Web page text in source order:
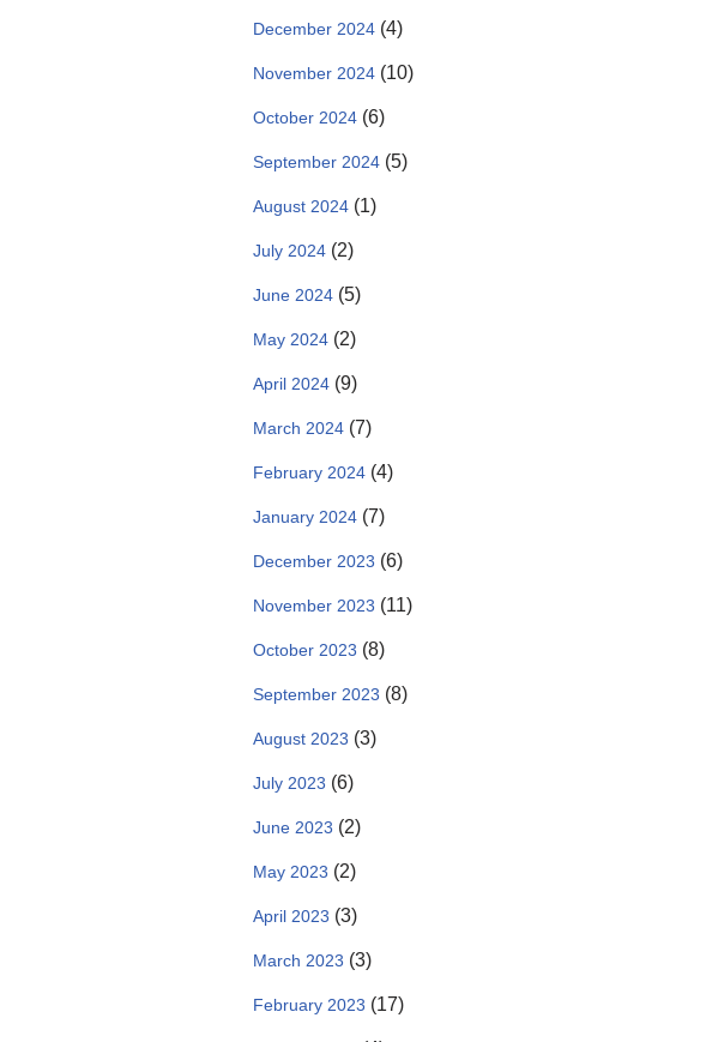
December 2024 (4)
November 2024 (10)
October 2024 (6)
September 2024 (5)
August 2024 (1)
July 2024 (2)
June 2024 (5)
May 2024 (2)
April 2024 (9)
March 2024 (7)
February 2024 (4)
January 2024 (7)
December 2023 (6)
November 2023 (11)
October 2023 (8)
September 2023 (8)
August 2023 (3)
July 2023 (6)
June 2023 (2)
May 2023 (2)
April 2023 (3)
March 2023 (3)
February 2023 (17)